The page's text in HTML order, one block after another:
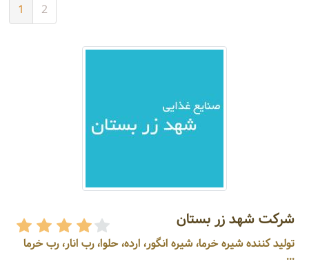
1 2
شرکت شهد زر بستان
تولید کننده شیره خرما، شیره انگور، ارده، حلوا، رب انار، رب خرما
...